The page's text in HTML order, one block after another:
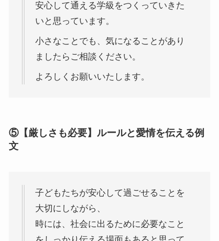
安心して通える学級をつくっていきた
いと思っています。
小さなことでも、気になることがあり
ましたらご相談ください。
よろしくお願いいたします。
⑤【厳しさも必要】ルールと愛情を伝える例
文
子どもたちが安心して過ごせることを
大切にしながら、
時には、社会に出るために必要なこと